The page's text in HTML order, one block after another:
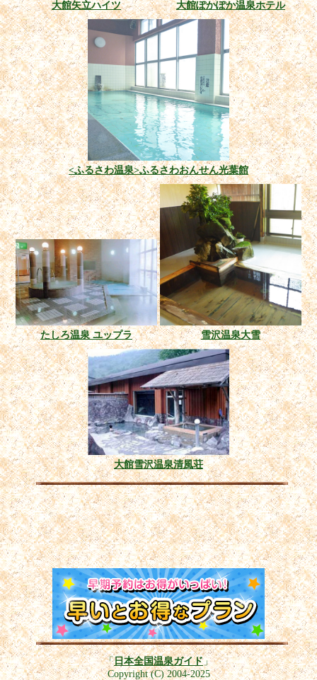
大館矢立ハイツ 大館ぽかぽか温泉ホテル
<ふるさわ温泉>ふるさわおんせん光葉館
たしろ温泉 ユップラ 雪沢温泉大雪
大館雪沢温泉清風荘
「日本全国温泉ガイド」
Copyright (C) 2004-2025